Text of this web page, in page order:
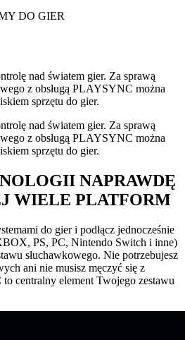
DO GIER
nad światem gier. Za sprawą
z obsługą PLAYSYNC można
sprzętu do gier.
nad światem gier. Za sprawą
z obsługą PLAYSYNC można
sprzętu do gier.
NAPRAWDĘ
WIELE PLATFORM
do gier i podłącz jednocześnie
PS, PC, Nintendo Switch i inne)
słuchawkowego. Nie potrzebujesz
ani nie musisz męczyć się z
centralny element Twojego zestawu